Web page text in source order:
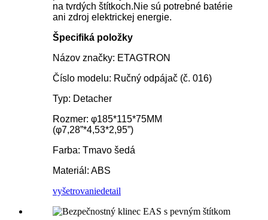
na tvrdých štítkoch.Nie sú potrebné batérie
ani zdroj elektrickej energie.
Špecifiká položky
Názov značky: ETAGTRON
Číslo modelu: Ručný odpájač (č. 016)
Typ: Detacher
Rozmer: φ185*115*75MM
(φ7,28”*4,53*2,95”)
Farba: Tmavo šedá
Materiál: ABS
vyšetrovaniedetail